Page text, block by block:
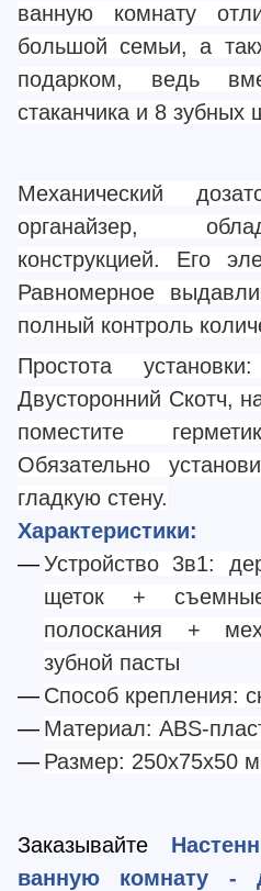
ванную комнату
большой семьи, а
подарком, ведь
стаканчика и 8 зубных
Механический
органайзер,
конструкцией. Его
Равномерное
полный контроль
Простота
Двусторонний Скотч,
поместите
Обязательно
гладкую стену.
Характеристики:
Устройство 3в1:
щеток +
полоскания +
зубной пасты
Способ крепления:
Материал: ABS-
Размер: 250x75x50
Заказывайте
ванную комнату -